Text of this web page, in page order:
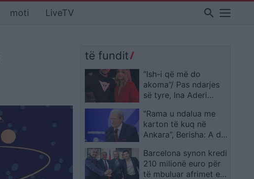
moti LiveTV search
të fundit
“Ish-i që më do
akoma”/ Pas ndarjes
së tyre, Ina Aderi
(FOTO)
“Rama u ndalua me
karton të kuq në
Ankara”, Berisha: A do
në Tiranë? Nuk
dëgjova të thuhej
“mirupafshim në
Barcelona synon kredi
210 milionë euro për
të mbuluar afrimet e